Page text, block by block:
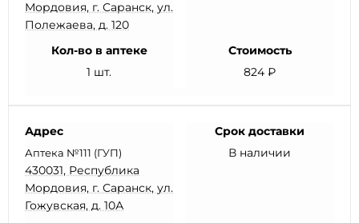
Мордовия, г. Саранск, ул.
Полежаева, д. 120
Кол-во в аптеке
1 шт.
Стоимость
824 ₽
Адрес
Аптека №111 (ГУП)
430031, Республика
Мордовия, г. Саранск, ул.
Гожувская, д. 10А
Срок доставки
В наличии